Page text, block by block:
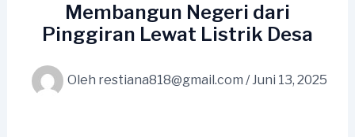
Membangun Negeri dari
Pinggiran Lewat Listrik Desa
Oleh restiana818@gmail.com /Juni 13, 2025